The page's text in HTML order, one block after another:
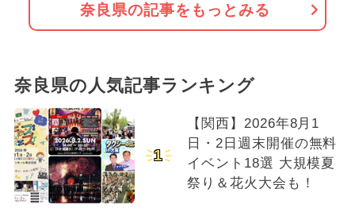
奈良県の記事をもっとみる
奈良県の人気記事ランキング
1
【関西】2026年8月1
日・2日週末開催の無料
イベント18選 大規模夏
祭り＆花火大会も！